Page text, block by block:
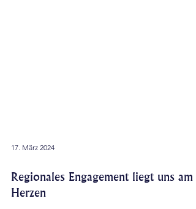
17. März 2024
Regionales Engagement liegt uns am